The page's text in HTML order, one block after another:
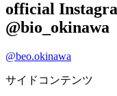
official
@bio_okinawa
@beo.okinawa
サイドコンテンツ